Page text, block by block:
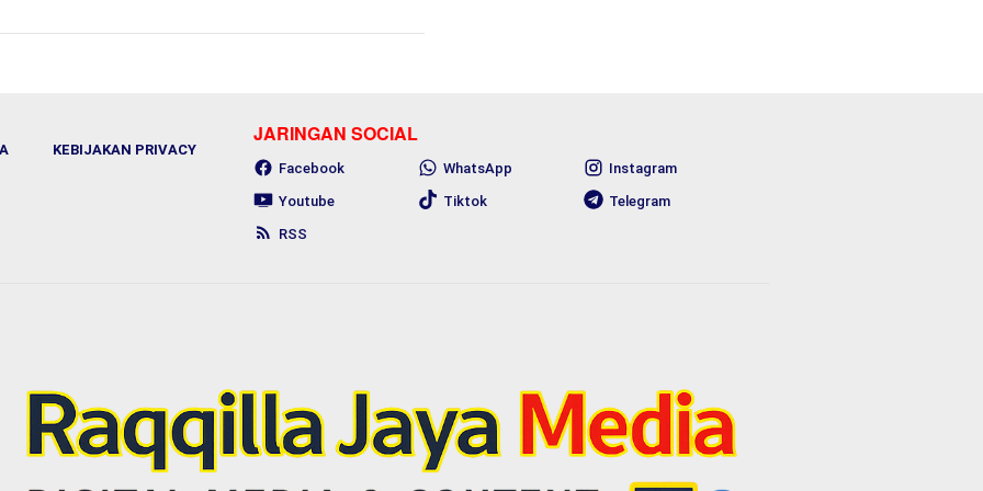
KEBIJAKAN PRIVACY
JARINGAN SOCIAL
Facebook WhatsApp
Instagram
Youtube
Tiktok
Telegram
RSS